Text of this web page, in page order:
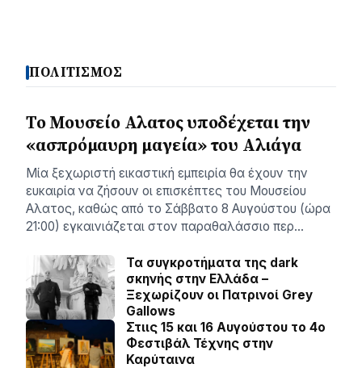
ΠΟΛΙΤΙΣΜΟΣ
Το Μουσείο Αλατος υποδέχεται την
«ασπρόμαυρη μαγεία» του Αλιάγα
Μία ξεχωριστή εικαστική εμπειρία θα έχουν την
ευκαιρία να ζήσουν οι επισκέπτες του Μουσείου
Αλατος, καθώς από το Σάββατο 8 Αυγούστου (ώρα
21:00) εγκαινιάζεται στον παραθαλάσσιο περ…
Τα συγκροτήματα της dark
σκηνής στην Ελλάδα –
Ξεχωρίζουν οι Πατρινοί Grey
Gallows
Στιις 15 και 16 Αυγούστου το 4ο
Φεστιβάλ Τέχνης στην
Καρύταινα